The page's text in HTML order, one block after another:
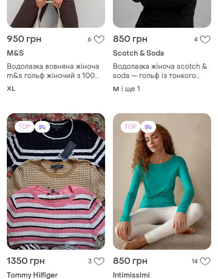
950 грн 6
M&S
Водолазка вовняна жіноча
m&s гольф жіночий з 100%
мериносової вовни xl
XL
850 грн 4
Scotch & Soda
Водолазка жіноча scotch &
soda — гольф із тонкого
трикотажного ліоцелу l
M і ще 1
TOP
1350 грн 3
Tommy Hilfiger
TOP
850 грн 14
Intimissimi